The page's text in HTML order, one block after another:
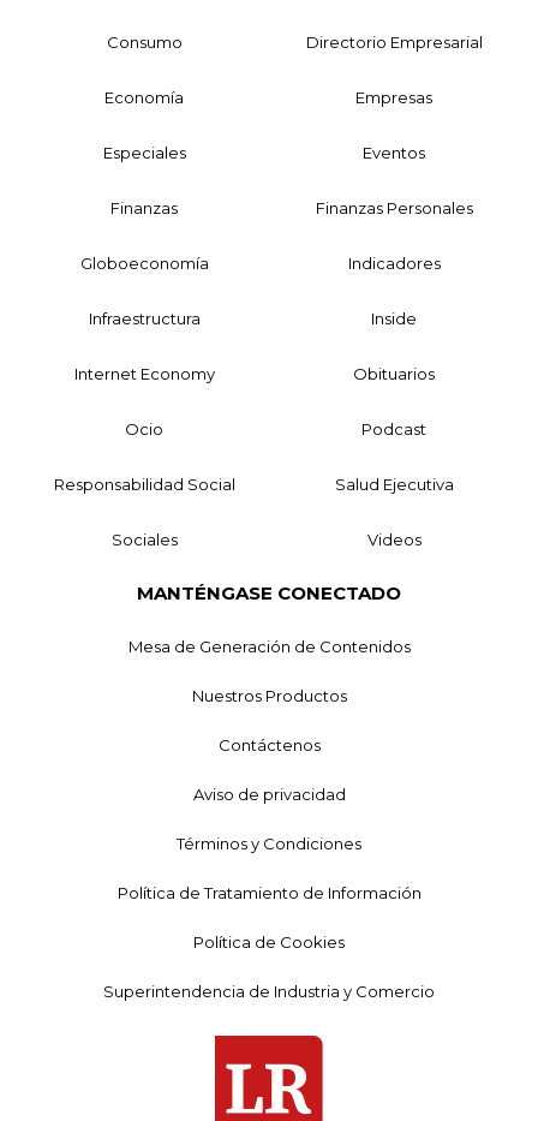
Consumo Directorio Empresarial
Economía Empresas
Especiales Eventos
Finanzas Finanzas Personales
Globoeconomía Indicadores
Infraestructura Inside
Internet Economy Obituarios
Ocio Podcast
Responsabilidad Social Salud Ejecutiva
Sociales Videos
MANTÉNGASE CONECTADO
Mesa de Generación de Contenidos
Nuestros Productos
Contáctenos
Aviso de privacidad
Términos y Condiciones
Política de Tratamiento de Información
Política de Cookies
Superintendencia de Industria y Comercio